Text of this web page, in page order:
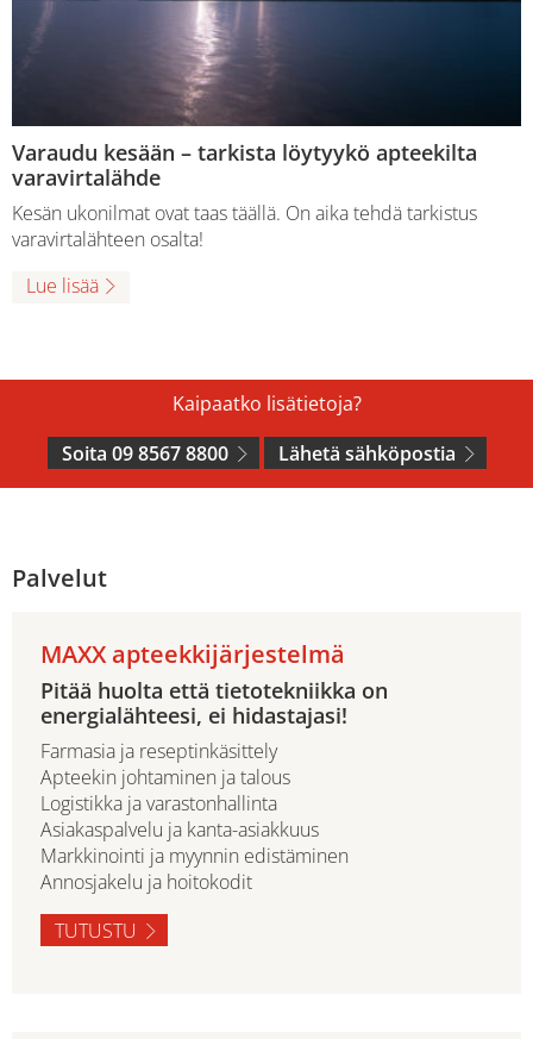
Varaudu kesään – tarkista löytyykö apteekilta
varavirtalähde
Kesän ukonilmat ovat taas täällä. On aika tehdä tarkistus
varavirtalähteen osalta!
Lue lisää
Kaipaatko lisätietoja?
Soita 09 8567 8800
Lähetä sähköpostia
Palvelut
MAXX apteekkijärjestelmä
Pitää huolta että tietotekniikka on
energialähteesi, ei hidastajasi!
Farmasia ja reseptinkäsittely
Apteekin johtaminen ja talous
Logistikka ja varastonhallinta
Asiakaspalvelu ja kanta-asiakkuus
Markkinointi ja myynnin edistäminen
Annosjakelu ja hoitokodit
TUTUSTU